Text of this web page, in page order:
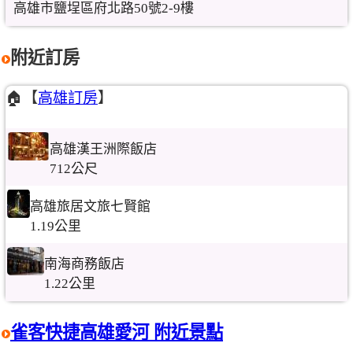
高雄市鹽埕區府北路50號2-9樓
附近訂房
🏠【高雄訂房】
高雄漢王洲際飯店
712公尺
高雄旅居文旅七賢館
1.19公里
南海商務飯店
1.22公里
雀客快捷高雄愛河 附近景點